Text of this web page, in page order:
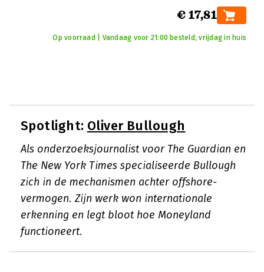
€ 17,81
Op voorraad | Vandaag voor 21:00 besteld, vrijdag in huis
Spotlight: Oliver Bullough
Als onderzoeksjournalist voor The Guardian en
The New York Times specialiseerde Bullough
zich in de mechanismen achter offshore-
vermogen. Zijn werk won internationale
erkenning en legt bloot hoe Moneyland
functioneert.